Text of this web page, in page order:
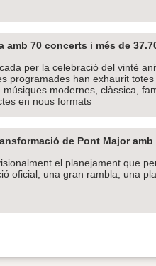
amb 70 concerts i més de
per la celebració del vintè
programades han exhaurit
modernes, clàssica,
en nous formats
de Pont Major
el planejament que
oficial, una gran rambla, una